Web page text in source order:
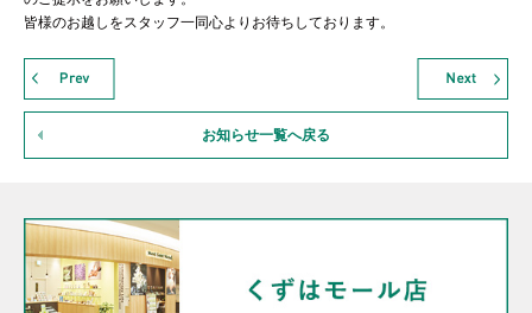
皆様のお越しをスタッフ一同心よりお待ちしております。
お知らせ一覧へ戻る